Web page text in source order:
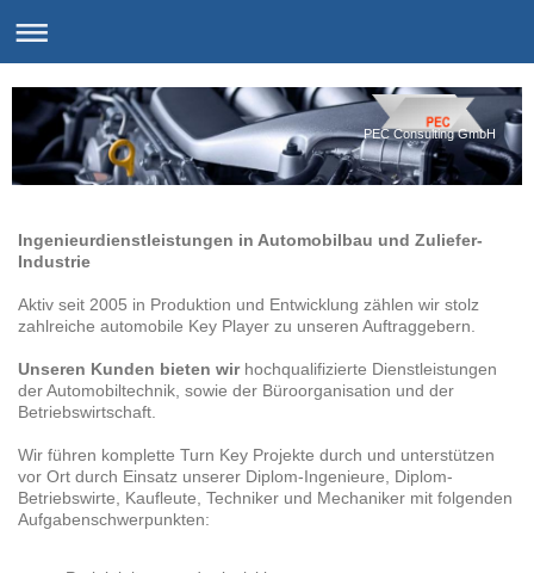
PEC Consulting GmbH
Ingenieurdienstleistungen in Automobilbau und Zuliefer-
Industrie
Aktiv seit 2005 in Produktion und Entwicklung zählen wir stolz
zahlreiche automobile Key Player zu unseren Auftraggebern.
Unseren Kunden bieten wirhochqualifizierte Dienstleistungen
der Automobiltechnik, sowie der Büroorganisation und der
Betriebswirtschaft.
Wir führen komplette Turn Key Projekte durch und unterstützen
vor Ort durch Einsatz unserer Diplom-Ingenieure, Diplom-
Betriebswirte, Kaufleute, Techniker und Mechaniker mit folgenden
Aufgabenschwerpunkten: